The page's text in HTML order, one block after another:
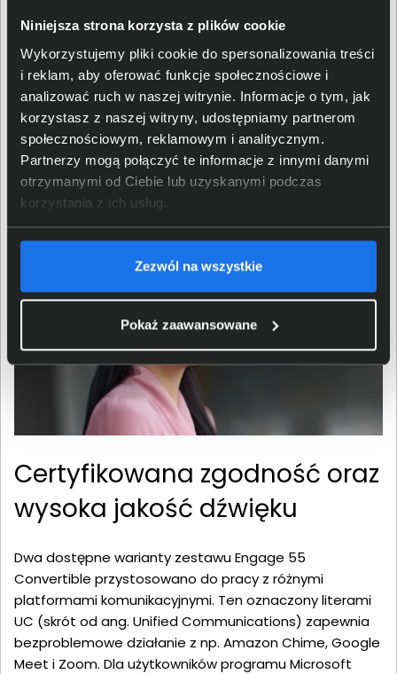
Niniejsza strona korzysta z plików cookie
Wykorzystujemy pliki cookie do spersonalizowania treści
i reklam, aby oferować funkcje społecznościowe i
analizować ruch w naszej witrynie. Informacje o tym, jak
korzystasz z naszej witryny, udostępniamy partnerom
społecznościowym, reklamowym i analitycznym.
Partnerzy mogą połączyć te informacje z innymi danymi
otrzymanymi od Ciebie lub uzyskanymi podczas
korzystania z ich usług.
Zezwól na wszystkie
Pokaż zaawansowane
ochrony słuchu firmy Jabra stoją na naprawdę wysokim
poziomie. SafeTone 2.0 składa się między innymi z
rozwiązania, które zapobiega nagłym wzrostom
natężenia dźwięku (PeakStop). Eliminuje ono zatem
również potencjalne szkody zdrowotne, związane z
wystawianiem się na tego typu bodźce. IntelliTone 2.0
ogranicza natomiast ogólną ekspozycję na dźwięk,
poprzez utrzymywanie jej na stałym, bezpiecznym
poziomie.
Certyfikowana zgodność oraz
wysoka jakość dźwięku
Dwa dostępne warianty zestawu Engage 55
Convertible przystosowano do pracy z różnymi
platformami komunikacyjnymi. Ten oznaczony literami
UC (skrót od ang. Unified Communications) zapewnia
bezproblemowe działanie z np. Amazon Chime, Google
Meet i Zoom. Dla użytkowników programu Microsoft